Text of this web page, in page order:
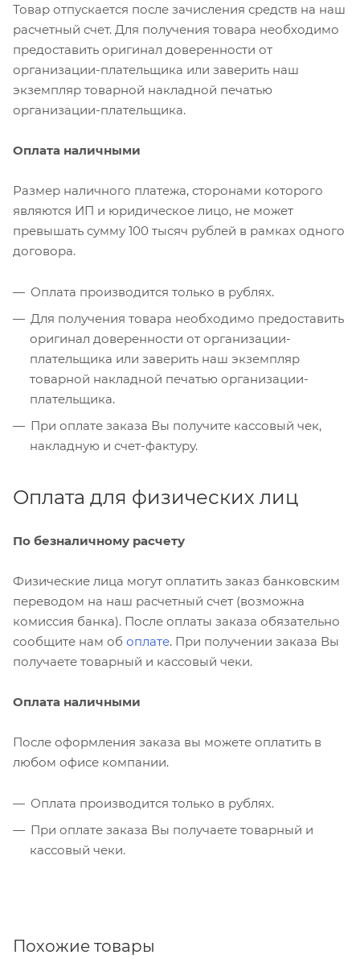
Товар отпускается после зачисления средств на наш
расчетный счет. Для получения товара необходимо
предоставить оригинал доверенности от
организации-плательщика или заверить наш
экземпляр товарной накладной печатью
организации-плательщика.
Оплата наличными
Размер наличного платежа, сторонами которого
являются ИП и юридическое лицо, не может
превышать сумму 100 тысяч рублей в рамках одного
договора.
Оплата производится только в рублях.
Для получения товара необходимо предоставить
оригинал доверенности от организации-
плательщика или заверить наш экземпляр
товарной накладной печатью организации-
плательщика.
При оплате заказа Вы получите кассовый чек,
накладную и счет-фактуру.
Оплата для физических лиц
По безналичному расчету
Физические лица могут оплатить заказ банковским
переводом на наш расчетный счет (возможна
комиссия банка). После оплаты заказа обязательно
сообщите нам об оплате. При получении заказа Вы
получаете товарный и кассовый чеки.
Оплата наличными
После оформления заказа вы можете оплатить в
любом офисе компании.
Оплата производится только в рублях.
При оплате заказа Вы получаете товарный и
кассовый чеки.
Похожие товары